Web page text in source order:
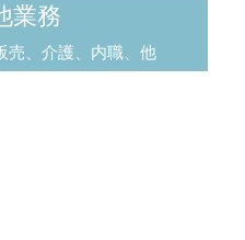
業務
売、介護、内職、他